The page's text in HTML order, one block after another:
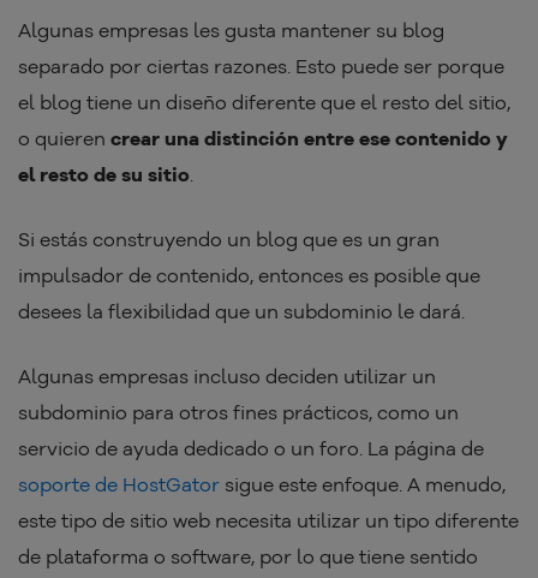
Algunas empresas les gusta mantener su blog
separado por ciertas razones. Esto puede ser porque
el blog tiene un diseño diferente que el resto del sitio,
o quieren crear una distinción entre ese contenido y
el resto de su sitio
Si estás construyendo un blog que es un gran
impulsador de contenido, entonces es posible que
desees la flexibilidad que un subdominio le dará.
Algunas empresas incluso deciden utilizar un
subdominio para otros fines prácticos, como un
servicio de ayuda dedicado o un foro. La página de
soporte de HostGator sigue este enfoque. A menudo,
este tipo de sitio web necesita utilizar un tipo diferente
de plataforma o software, por lo que tiene sentido